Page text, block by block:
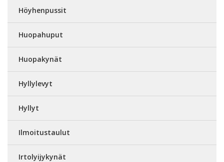
Höyhenpussit
Huopahuput
Huopakynät
Hyllylevyt
Hyllyt
Ilmoitustaulut
Irtolyijykynät